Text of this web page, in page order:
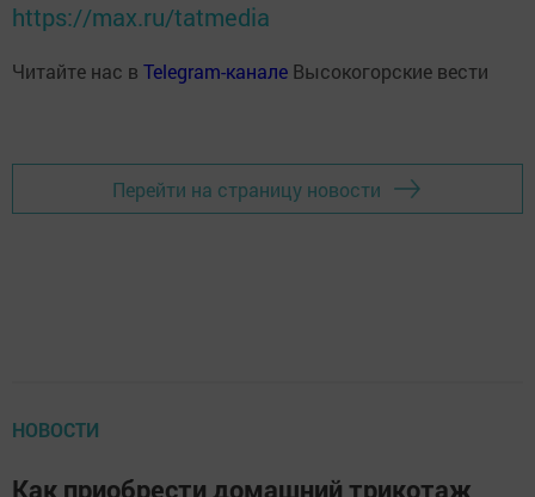
https://max.ru/tatmedia
Читайте нас в Telegram-канале Высокогорские вести
Перейти на страницу новости
НОВОСТИ
Как приобрести домашний трикотаж